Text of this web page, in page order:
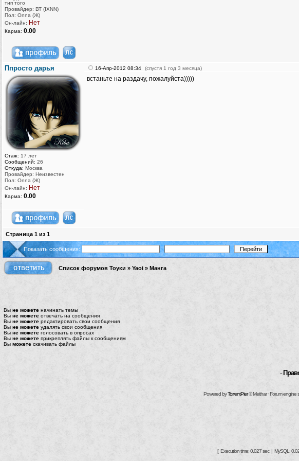
тип того
Провайдер: ВТ (IXNN)
Пол: Onna (Ж)
Он-лайн: Нет
Карма: 0.00
Ппросто дарья
Стаж: 17 лет
Сообщений: 26
Откуда: Москва
Провайдер: Неизвестен
Пол: Onna (Ж)
Он-лайн: Нет
Карма: 0.00
16-Апр-2012 08:34 (спустя 1 год 3 месяца)
встаньте на раздачу, пожалуйста)))))
Страница 1 из 1
Показать сообщения:
Список форумов Тоуки » Yaoi » Манга
Вы не можете начинать темы
Вы не можете отвечать на сообщения
Вы не можете редактировать свои сообщения
Вы не можете удалять свои сообщения
Вы не можете голосовать в опросах
Вы не можете прикреплять файлы к сообщениям
Вы можете скачивать файлы
-
Powered byTorrentPier© Meithar · Forum engine
[ Execution time: 0.027 sec | MySQL: